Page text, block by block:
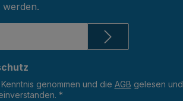
genommen und die AGB gelesen und
*